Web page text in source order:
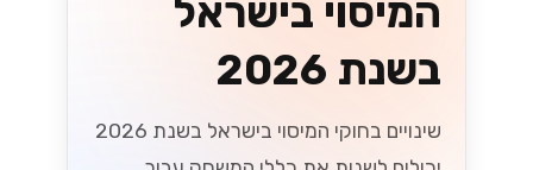
הזדמנויות חדשות
עם WhatsApp